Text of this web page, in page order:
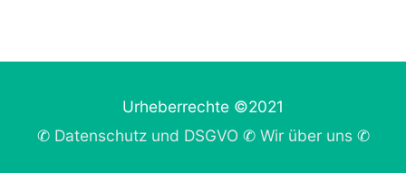
Urheberrechte ©2021
✆ Datenschutz und DSGVO ✆ Wir über uns✆